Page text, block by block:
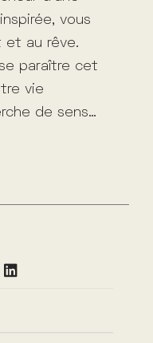
vous
et au rêve.
paraître cet
vie
de sens…